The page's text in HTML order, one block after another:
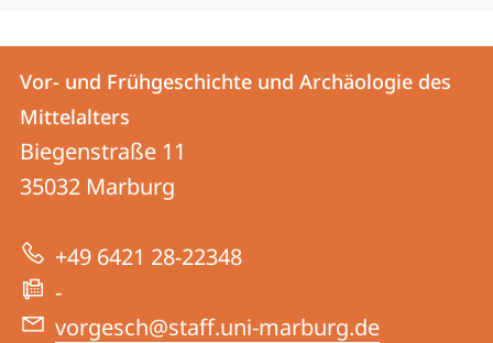
Kontakt
und
Informationen
zur
Website
Kontaktinformationen
Vor-
und
Frühgeschichte
Archäologie
des
Mittelalters
Vor- und Frühgeschichte und Archäologie des
Mittelalters
Biegenstraße 11
35032 Marburg
+49 6421 28-22348
-
vorgesch@staff.uni-marburg.de